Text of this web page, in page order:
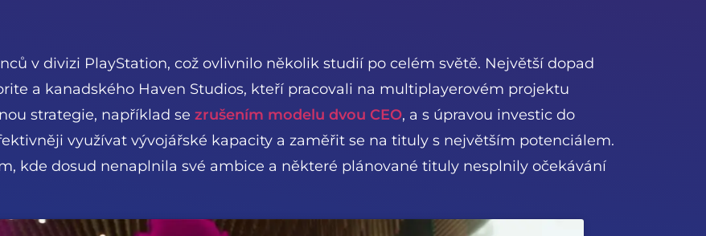
v divizi PlayStation, což ovlivnilo několik studií po celém světě. Největší dopad
a kanadského Haven Studios, kteří pracovali na multiplayerovém projektu
strategie, například se zrušením modelu dvou CEO, a s úpravou investic do
využívat vývojářské kapacity a zaměřit se na tituly s největším potenciálem.
kde dosud nenaplnila své ambice a některé plánované tituly nesplnily očekávání